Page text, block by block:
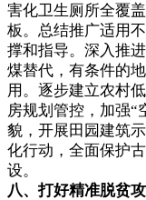
害化卫生厕所全覆
板。总结推广适用
撑和指导。深入推
煤替代，有条件的
用。逐步建立农村
房规划管控，加强“
貌，开展田园建筑
化行动，全面保护
设。
八、打好精准脱贫